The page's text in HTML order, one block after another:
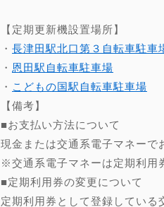
【定期更新機設置場所】
・ 長津田駅北口第３自転車駐車
・ 恩田駅自転車駐車場
・ こどもの国駅自転車駐車場
【備考】
■お支払い方法について
現金または交通系電子マネーで
※交通系電子マネーは定期利用
■定期利用券の変更について
定期利用券として登録してい